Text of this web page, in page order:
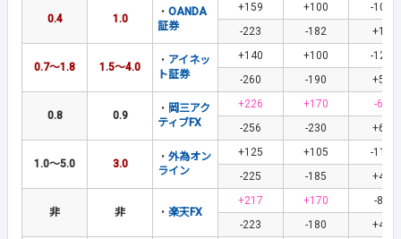
0.4 1.0
・ OANDA
証券
+159 +100
-109
-223
-182 +18
0.7～1.8 1.5～4.0
・ アイネッ
ト証券
+140 +100
-120
-260
-190 +50
0.8 0.9
・ 岡三アク
ティブFX
+226 +170
-61
-256
-230 +61
1.0～5.0 3.0
・ 外為オン
ライン
+125 +105
-115
-225
-185 +40
非 非 ・ 楽天FX
+217 +170
-87
-223
-180 +41